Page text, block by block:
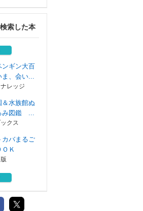
索した本
ック社
法〈家族法
のポイン...
ンギン大百
、会い...
レッジ
＆水族館ぬ
み図鑑 ...
クス
カバまるご
ＯＫ
ＢＯＯＫ
ィック社